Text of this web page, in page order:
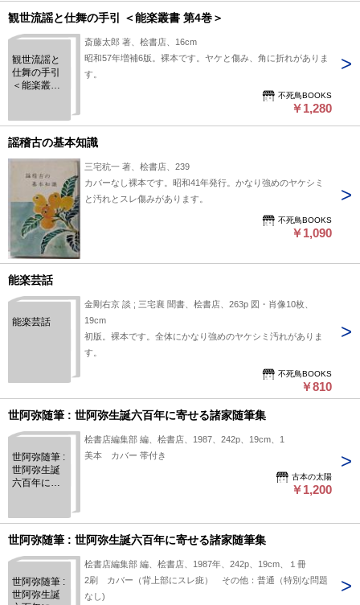
観世流謡と仕舞の手引 ＜能楽叢書 第4巻＞
観世流謡と
仕舞の手引
＜能楽叢書
斎藤太郎 著、桧書店、16cm
昭和57年増補6版。裸本です。ヤケと傷み、角に折れがありま
す。
不死鳥BOOKS
￥1,280
謡稽古の基本知識
三宅秔一 著、桧書店、239
カバーなし裸本です。昭和41年発行。かなり強めのヤケシミ
と汚れとスレ傷みがあります。
不死鳥BOOKS
￥1,090
能楽芸話
能楽芸話
金剛右京 談 ; 三宅襄 聞書、桧書店、263p 図・肖像10枚、
19cm
初版。裸本です。全体にかなり強めのヤケシミ汚れがありま
す。
不死鳥BOOKS
￥810
世阿弥随筆 : 世阿弥生誕六百年に寄せる諸家随筆集
世阿弥随筆 :
世阿弥生誕
六百年に寄
桧書店編集部 編、桧書店、1987、242p、19cm、1
美本 カバー 帯付き
古本の太陽
￥1,200
世阿弥随筆 : 世阿弥生誕六百年に寄せる諸家随筆集
世阿弥随筆 :
世阿弥生誕
桧書店編集部 編、桧書店、1987年、242p、19cm、１冊
2刷 カバー（背上部にスレ疵） その他：普通（特別な問題
なし)